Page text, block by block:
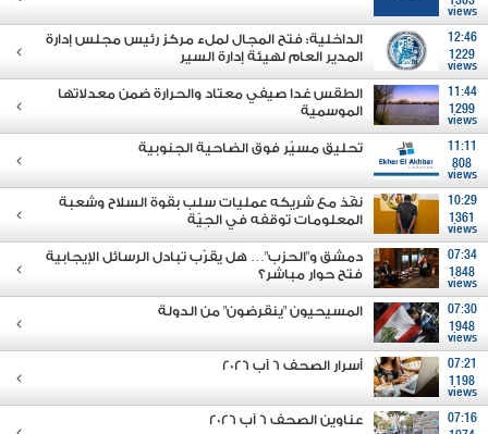
views
12:46
1229
views
الداخلية: فتح المجال لملء مركز رئيس مجلس إدارة
المدير العام لهيئة إدارة السير
11:44
1299
views
الطقس غدا صيفي معتاد والحرارة ضمن معدلاتها
الموسمية
11:11
808
views
تحليق مسيّر فوق الضاحية الجنوبية
10:29
1361
views
نفّذ مع شريكه عمليات سلب بقوة السلاح وشعبة
المعلومات توقفه في الجِيّة
07:34
1848
views
دمشق و"الحزب"… هل يقرّب تبادل الرسائل الإيجابية
فتح حوار مباشر؟
07:30
1948
views
المسيحيون "ينقرضون" من الدولة
07:21
1198
views
أسرار الصحف 6 آب 2026
07:16
عناوين الصحف 6 آب 2026